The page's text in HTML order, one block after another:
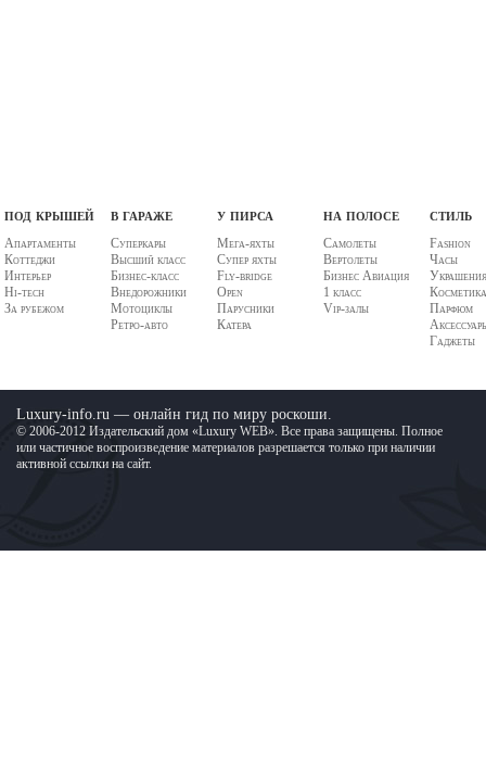
под крышей
Апартаменты
Коттеджи
Интерьер
Hi-tech
За рубежом
в гараже
Суперкары
Высший класс
Бизнес-класс
Внедорожники
Мотоциклы
Ретро-авто
у пирса
Мега-яхты
Супер яхты
Fly-bridge
Open
Парусники
Катера
на полосе
Самолеты
Вертолеты
Бизнес Авиация
1 класс
Vip-залы
стиль
Fashion
Часы
Парфюм
Гаджеты
Luxury-info.ru — онлайн гид по миру роскоши.
© 2006-2012 Издательский дом «Luxury WEB». Все права защищены. Полное
или частичное воспроизведение материалов разрешается только при наличии
активной ссылки на сайт.